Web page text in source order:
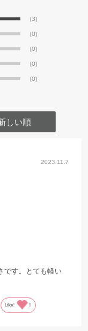
(3)
(0)
(0)
(0)
(0)
しい順
2023.11.7
です。とても軽い
Like! 0